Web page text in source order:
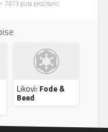
7973 puta pročitano
Likovi: Fode &
Beed